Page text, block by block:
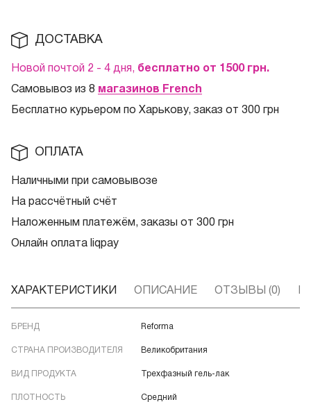
ДОСТАВКА
Новой почтой 2 - 4 дня, бесплатно от 1500 грн.
Самовывоз из 8 магазинов French
Бесплатно курьером по Харькову, заказ от 300 грн
ОПЛАТА
Наличными при самовывозе
На рассчётный счёт
Наложенным платежём, заказы от 300 грн
Онлайн оплата liqpay
ХАРАКТЕРИСТИКИ ОПИСАНИЕ ОТЗЫВЫ (0)
БРЕНД Reforma
СТРАНА ПРОИЗВОДИТЕЛЯ Великобритания
ВИД ПРОДУКТА Трехфазный гель-лак
ПЛОТНОСТЬ Средний